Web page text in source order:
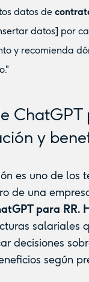
datos de
datos] por
y recomienda
ChatGPT
y
es uno de los
de una
para RR.
salariales
decisiones
según